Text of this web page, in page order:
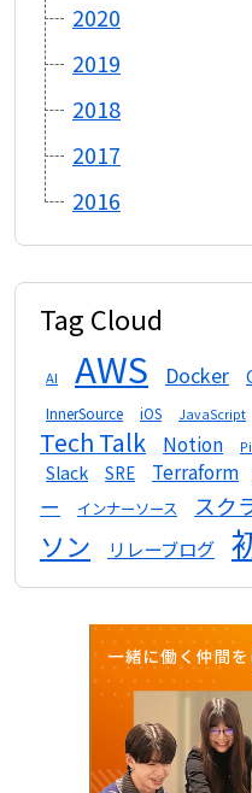
2020
2019
2018
2017
2016
Tag Cloud
AI AWS Docker
InnerSource iOS JavaScript
Tech Talk
Notion
Slack SRE Terraform
ー
インナーソース スク
ソン
リレーブログ